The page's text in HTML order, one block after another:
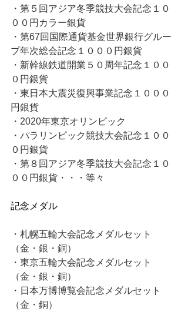
・第５回アジア冬季競技大会記念１０
００円カラー銀貨
・第67回国際通貨基金世界銀行グルー
プ年次総会記念１０００円銀貨
・新幹線鉄道開業５０周年記念１００
０円銀貨
・東日本大震災復興事業記念１０００
円銀貨
・2020年東京オリンピック
・パラリンピック競技大会記念１００
０円銀貨
・第８回アジア冬季競技大会記念１０
００円銀貨・・・等々
記念メダル
・札幌五輪大会記念メダルセット
（金・銀・銅）
・東京五輪大会記念メダルセット
（金・銀・銅）
・日本万博博覧会記念メダルセット
（金・銅）